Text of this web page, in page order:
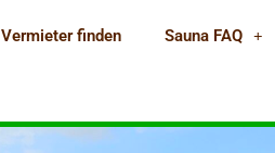
Vermieter finden Sauna FAQ